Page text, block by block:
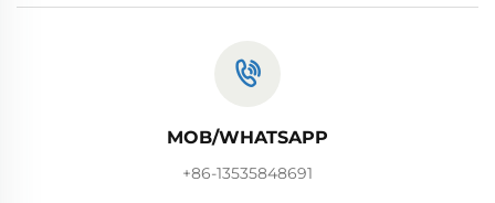
MOB/WHATSAPP
+86-13535848691